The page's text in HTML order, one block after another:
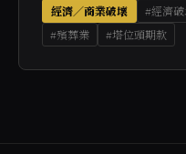
經濟／商業破壞 #經濟
#殯葬業
#塔位頭期款